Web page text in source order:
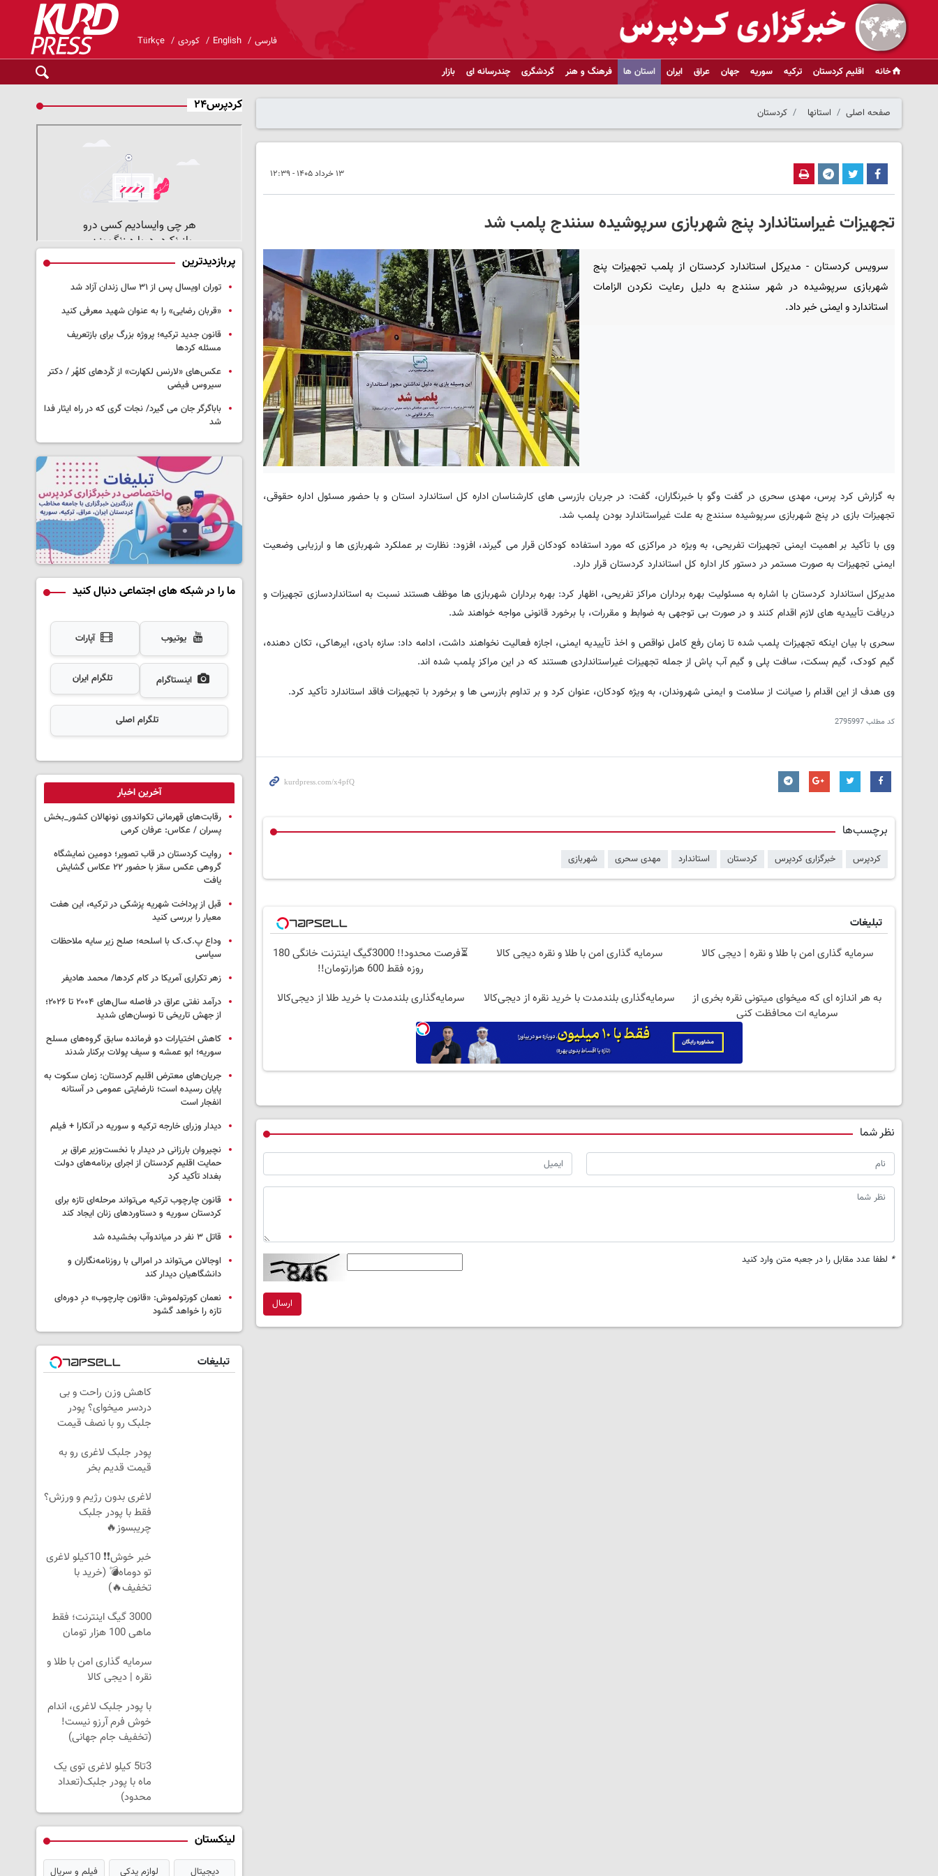
فارسی English کوردی Türkçe
خانه اقلیم کردستان ترکیه سوریه جهان عراق ایران استان ها فرهنگ و هنر گردشگری چندرسانه ای بازار
صفحه اصلی استانها کردستان
۱۳ خرداد ۱۴۰۵ - ۱۲:۳۹
تجهیزات غیراستاندارد پنج شهربازی سرپوشیده سنندج پلمب شد
سرویس کردستان - مدیرکل استاندارد کردستان از پلمب تجهیزات پنج
شهربازی سرپوشیده در شهر سنندج به دلیل رعایت نکردن الزامات
استاندارد و ایمنی خبر داد.
به گزارش کرد پرس، مهدی سحری در گفت وگو با خبرنگاران، گفت: در جریان بازرسی های کارشناسان اداره کل استاندارد استان و با حضور مسئول اداره حقوقی،
تجهیزات بازی در پنج شهربازی سرپوشیده سنندج به علت غیراستاندارد بودن پلمب شد.
وی با تأکید بر اهمیت ایمنی تجهیزات تفریحی، به ویژه در مراکزی که مورد استفاده کودکان قرار می گیرند، افزود: نظارت بر عملکرد شهربازی ها و ارزیابی وضعیت
ایمنی تجهیزات به صورت مستمر در دستور کار اداره کل استاندارد کردستان قرار دارد.
مدیرکل استاندارد کردستان با اشاره به مسئولیت بهره برداران مراکز تفریحی، اظهار کرد: بهره برداران شهربازی ها موظف هستند نسبت به استانداردسازی تجهیزات و
دریافت تأییدیه های لازم اقدام کنند و در صورت بی توجهی به ضوابط و مقررات، با برخورد قانونی مواجه خواهند شد.
سحری با بیان اینکه تجهیزات پلمب شده تا زمان رفع کامل نواقص و اخذ تأییدیه ایمنی، اجازه فعالیت نخواهند داشت، ادامه داد: سازه بادی، ایرهاکی، تکان دهنده،
گیم کودک، گیم بسکت، سافت پلی و گیم آب پاش از جمله تجهیزات غیراستانداردی هستند که در این مراکز پلمب شده اند.
وی هدف از این اقدام را صیانت از سلامت و ایمنی شهروندان، به ویژه کودکان، عنوان کرد و بر تداوم بازرسی ها و برخورد با تجهیزات فاقد استاندارد تأکید کرد.
کد مطلب2795997
برچسب‌ها
کردپرس خبرگزاری کردپرس کردستان استاندارد مهدی سحری شهربازی
تبلیغات
سرمایه گذاری امن با طلا و نقره | دیجی کالا
سرمایه گذاری امن با طلا و نقره دیجی کالا
⏳فرصت محدود!! 3000گیگ اینترنت خانگی 180
روزه فقط 600 هزارتومان!!
به هر اندازه ای که میخوای میتونی نقره بخری از
سرمایه ات محافظت کنی
سرمایه‌گذاری بلندمدت با خرید نقره از دیجی‌کالا سرمایه‌گذاری بلندمدت با خرید طلا از دیجی‌کالا
نظر شما
* لطفا عدد مقابل را در جعبه متن وارد کنید
ارسال
کردپرس۲۴
پربازدیدترین
توران اویسال پس از ۳۱ سال زندان آزاد شد
«قربان رضایی» را به عنوان شهید معرفی کنید
قانون جدید ترکیه؛ پروژه بزرگ‌ برای بازتعریف
مسئله کردها
عکس‌های «لارنس لکهارت» از کُردهای کلهُر / دکتر
سیروس فیضی
باباگرگر جان می گیرد/ نجات گری که در راه ایثار فدا
شد
ما را در شبکه های اجتماعی دنبال کنید
یوتیوب آپارات
اینستاگرام تلگرام ایران
تلگرام اصلی
آخرین اخبار
رقابت‌های قهرمانی تکواندوی نونهالان کشور_بخش
پسران / عکاس: عرفان کرمی
روایت کردستان در قاب تصویر؛ دومین نمایشگاه
گروهی عکس سقز با حضور ۲۲ عکاس گشایش
یافت
قبل از پرداخت شهریه پزشکی در ترکیه، این هفت
معیار را بررسی کنید
وداع پ.ک.ک با اسلحه؛ صلح زیر سایه ملاحظات
سیاسی
زهر تکراری آمریکا در کام کردها/ محمد هادیفر
درآمد نفتی عراق در فاصله سال‌های ۲۰۰۴ تا ۲۰۲۶؛
از جهش تاریخی تا نوسان‌های شدید
کاهش اختیارات دو فرمانده سابق گروه‌های مسلح
سوریه؛ ابو عمشه و سیف پولات برکنار شدند
جریان‌های معترض اقلیم کردستان: زمان سکوت به
پایان رسیده است؛ نارضایتی عمومی در آستانه
انفجار است
دیدار وزرای خارجه ترکیه و سوریه در آنکارا + فیلم
نچیروان بارزانی در دیدار با نخست‌وزیر عراق بر
حمایت اقلیم کردستان از اجرای برنامه‌های دولت
بغداد تأکید کرد
قانون چارچوب ترکیه می‌تواند مرحله‌ای تازه برای
کردستان سوریه و دستاوردهای زنان ایجاد کند
قاتل ٣ نفر در میاندوآب بخشیده شد
اوجالان می‌تواند در امرالی با روزنامه‌نگاران و
دانشگاهیان دیدار کند
نعمان کورتولموش: «قانون چارچوب» درِ دوره‌ای
تازه را خواهد گشود
تبلیغات
کاهش وزن راحت و بی
دردسر میخوای؟ پودر
جلبک رو با نصف قیمت
پودر جلبک لاغری رو به
قیمت قدیم بخر
لاغری بدون رژیم و ورزش؟
فقط با پودر جلبک
چریبسوز🔥
خبر خوش❗❗ 10کیلو لاغری
تو دوماه💣 (خرید با
تخفیف🔥)
3000 گیگ اینترنت؛ فقط
ماهی 100 هزار تومان
سرمایه گذاری امن با طلا و
نقره | دیجی کالا
با پودر جلبک لاغری، اندام
خوش فرم آرزو نیست!
(تخفیف جام جهانی)
3تا5 کیلو لاغری توی یک
ماه با پودر جلبک(تعداد
محدود)
لینکستان
دیجیتال لوازم یدکی فیلم و سریال